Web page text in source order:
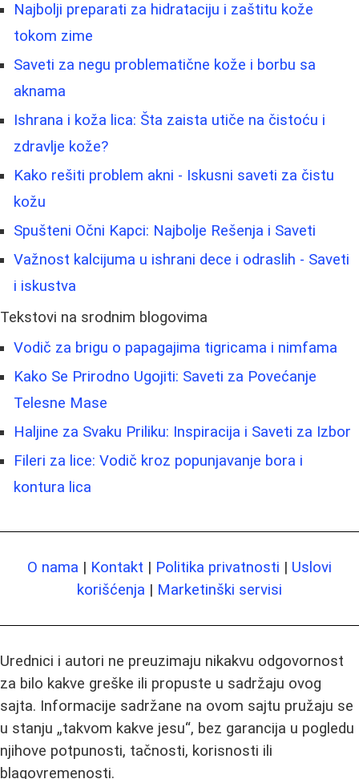
Najbolji preparati za hidrataciju i zaštitu kože
tokom zime
Saveti za negu problematične kože i borbu sa
aknama
Ishrana i koža lica: Šta zaista utiče na čistoću i
zdravlje kože?
Kako rešiti problem akni - Iskusni saveti za čistu
kožu
Spušteni Očni Kapci: Najbolje Rešenja i Saveti
Važnost kalcijuma u ishrani dece i odraslih - Saveti
i iskustva
Tekstovi na srodnim blogovima
Vodič za brigu o papagajima tigricama i nimfama
Kako Se Prirodno Ugojiti: Saveti za Povećanje
Telesne Mase
Haljine za Svaku Priliku: Inspiracija i Saveti za Izbor
Fileri za lice: Vodič kroz popunjavanje bora i
kontura lica
O nama | Kontakt | Politika privatnosti | Uslovi
korišćenja | Marketinški servisi
Urednici i autori ne preuzimaju nikakvu odgovornost
za bilo kakve greške ili propuste u sadržaju ovog
sajta. Informacije sadržane na ovom sajtu pružaju se
u stanju „takvom kakve jesu“, bez garancija u pogledu
njihove potpunosti, tačnosti, korisnosti ili
blagovremenosti.